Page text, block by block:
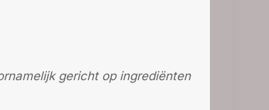
gericht op ingrediënten